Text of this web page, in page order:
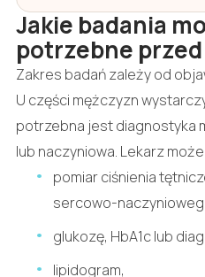
Jakie badania
potrzebne
Zakres badań zależy od
U części mężczyzn
potrzebna jest diagnostyka
lub naczyniowa. Lekarz
pomiar ciśnienia
sercowo-
glukozę, HbA1c lub
lipidogram,